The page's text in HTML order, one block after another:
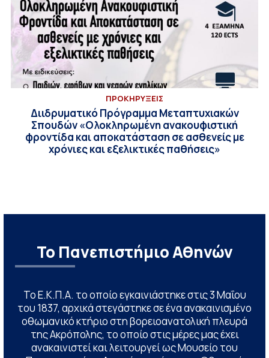
ΠΡΟΚΗΡΥΞΕΙΣ
Διιδρυματικό Πρόγραμμα Μεταπτυχιακών
Σπουδών «Ολοκληρωμένη ανακουφιστική
φροντίδα και αποκατάσταση σε ασθενείς με
χρόνιες και εξελικτικές παθήσεις»
Το Πανεπιστήμιο Αθηνών
Το Ε.Κ.Π.Α. το οποίο εγκαινιάστηκε στις 3 Μαΐου
του 1837, αρχικά στεγάστηκε σε ένα ανακαινισμένο
οθωμανικό κτήριο στη βορειοανατολική πλευρά
της Ακρόπολης, το οποίο στις μέρες μας έχει
ανακαινιστεί και λειτουργεί ως Μουσείο του